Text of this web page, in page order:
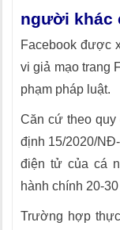
người khác
Facebook được
vi giả mạo trang
phạm pháp luật.
Căn cứ theo
định 15/2020/
điện tử của cá
hành chính 20-
Trường hợp